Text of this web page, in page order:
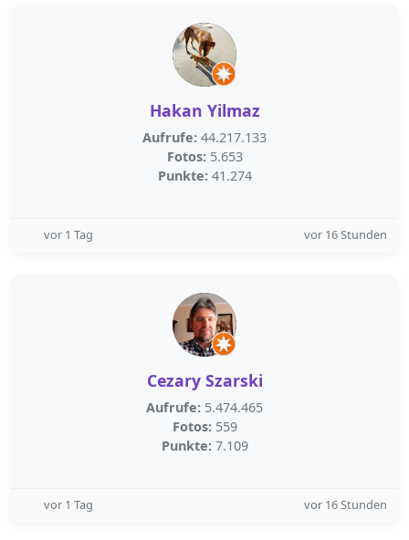
Hakan Yilmaz
Aufrufe: 44.217.133
Fotos: 5.653
Punkte: 41.274
vor 1 Tag vor 16 Stunden
Cezary Szarski
Aufrufe: 5.474.465
Fotos: 559
Punkte: 7.109
vor 1 Tag vor 16 Stunden